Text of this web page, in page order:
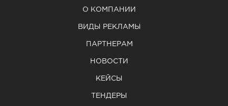
О КОМПАНИИ
ВИДЫ РЕКЛАМЫ
ПАРТНЕРАМ
НОВОСТИ
КЕЙСЫ
ТЕНДЕРЫ